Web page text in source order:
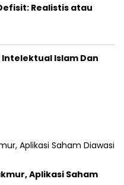
Realistis atau
Islam Dan
Aplikasi Saham